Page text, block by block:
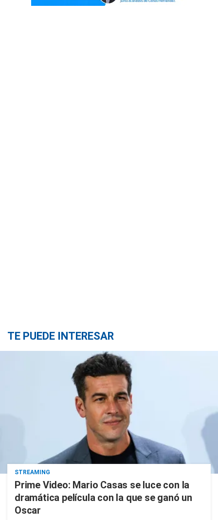
TE PUEDE INTERESAR
STREAMING
Prime Video: Mario Casas se luce con la
dramática película con la que se ganó un
Oscar